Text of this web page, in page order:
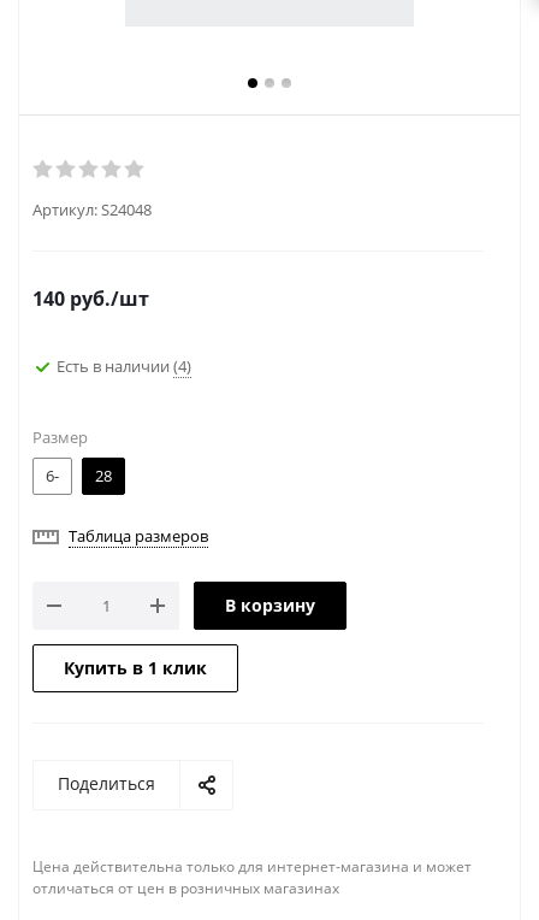
Артикул:S24048
140 руб./шт
Есть в наличии (4)
Размер
6-
28
Таблица размеров
В корзину
Купить в 1 клик
Поделиться
Цена действительна только для интернет-магазина и может
отличаться от цен в розничных магазинах